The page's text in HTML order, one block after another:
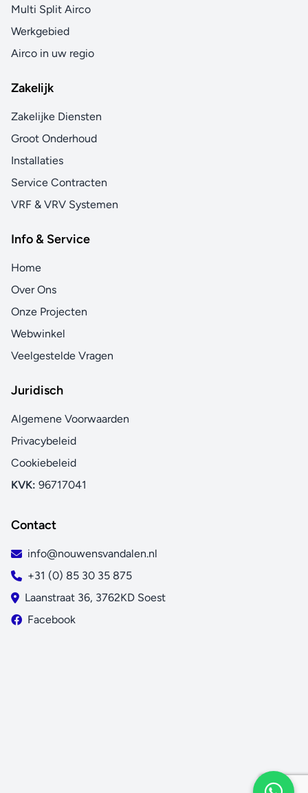
Multi Split Airco
Werkgebied
Airco in uw regio
Zakelijk
Zakelijke Diensten
Groot Onderhoud
Installaties
Service Contracten
VRF & VRV Systemen
Info & Service
Home
Over Ons
Onze Projecten
Webwinkel
Veelgestelde Vragen
Juridisch
Algemene Voorwaarden
Privacybeleid
Cookiebeleid
KVK: 96717041
Contact
info@nouwensvandalen.nl
+31 (0) 85 30 35 875
Laanstraat 36, 3762KD Soest
Facebook